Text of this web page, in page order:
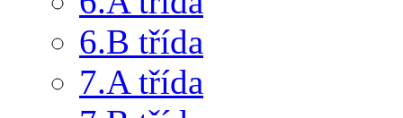
6.B třída
7.A třída